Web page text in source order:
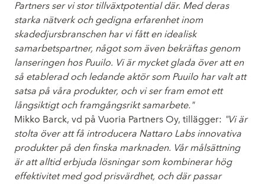
Partners ser vi stor tillväxtpotential där. Med deras
starka nätverk och gedigna erfarenhet inom
skadedjursbranschen har vi fått en idealisk
samarbetspartner, något som även bekräftas genom
lanseringen hos Puuilo. Vi är mycket glada över att en
så etablerad och ledande aktör som Puuilo har valt att
satsa på våra produkter, och vi ser fram emot ett
långsiktigt och framgångsrikt samarbete."
Mikko Barck, vd på Vuoria Partners Oy, tillägger: "Vi är
stolta över att få introducera Nattaro Labs innovativa
produkter på den finska marknaden. Vår målsättning
är att alltid erbjuda lösningar som kombinerar hög
effektivitet med god prisvärdhet, och där passar